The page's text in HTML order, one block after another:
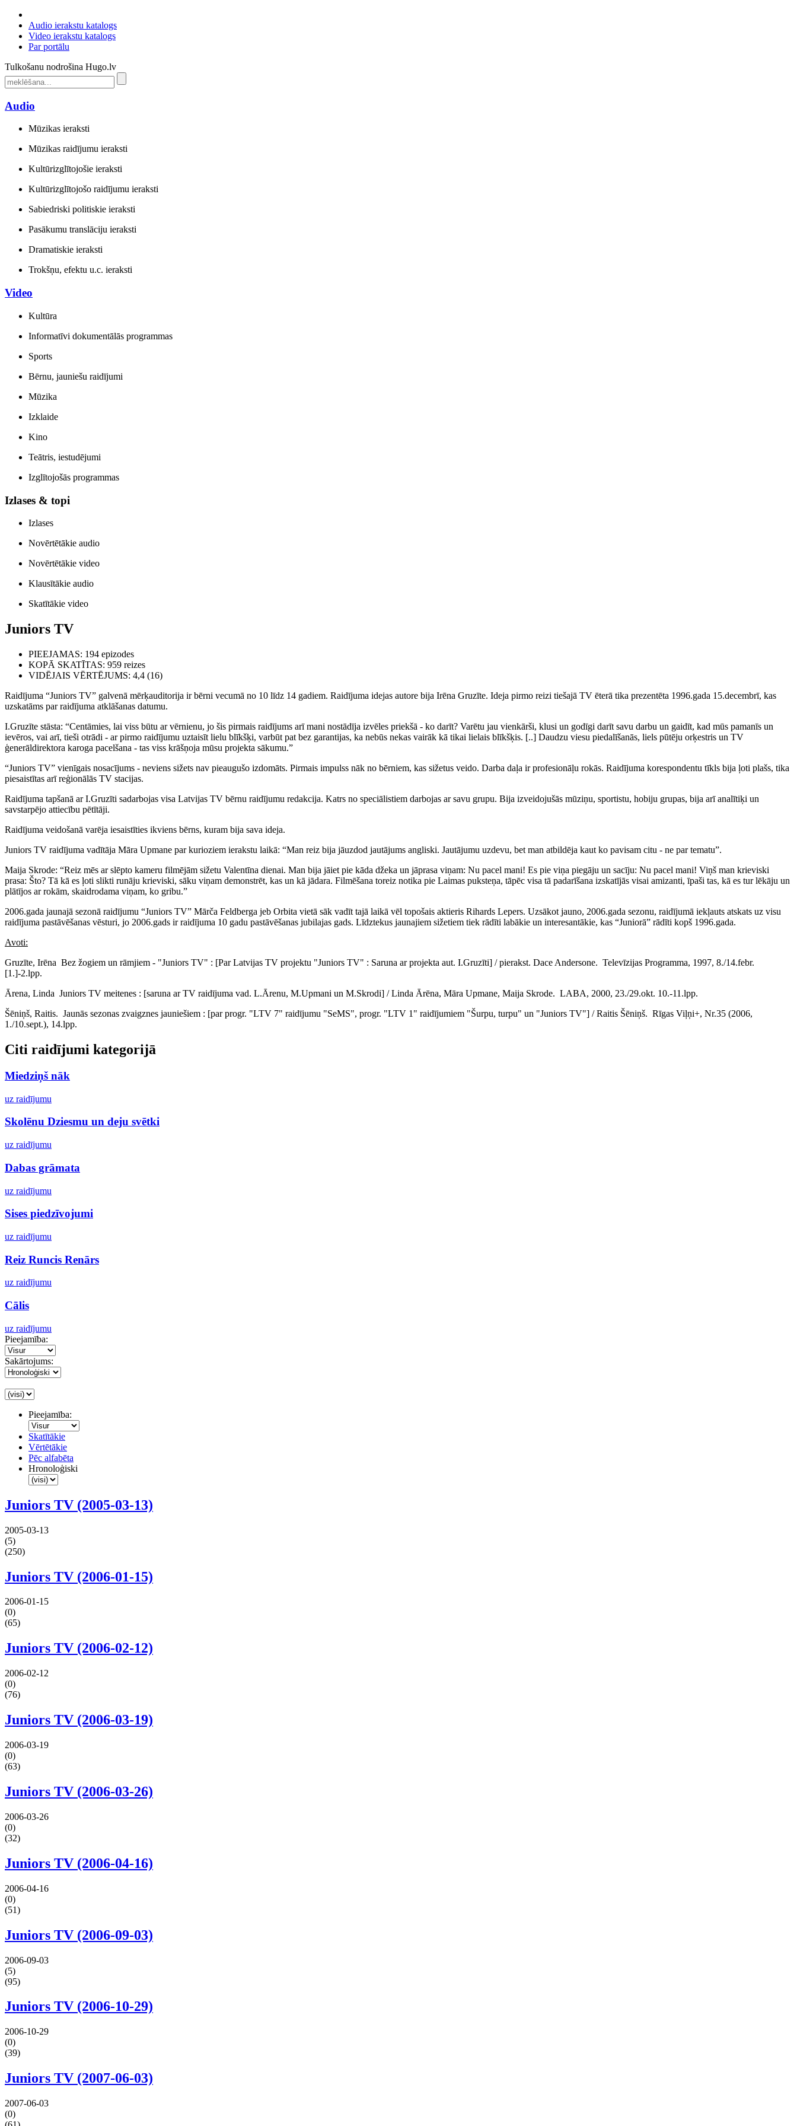
Audio ierakstu katalogs
Video ierakstu katalogs
Par portālu
Tulkošanu nodrošina Hugo.lv
Audio
Mūzikas ieraksti
Mūzikas raidījumu ieraksti
Kultūrizglītojošie ieraksti
Kultūrizglītojošo raidījumu ieraksti
Sabiedriski politiskie ieraksti
Pasākumu translāciju ieraksti
Dramatiskie ieraksti
Trokšņu, efektu u.c. ieraksti
Video
Kultūra
Informatīvi dokumentālās programmas
Sports
Bērnu, jauniešu raidījumi
Mūzika
Izklaide
Kino
Teātris, iestudējumi
Izglītojošās programmas
Izlases & topi
Izlases
Novērtētākie audio
Novērtētākie video
Klausītākie audio
Skatītākie video
Juniors TV
PIEEJAMAS: 194 epizodes
KOPĀ SKATĪTAS: 959 reizes
VIDĒJAIS VĒRTĒJUMS: 4,4 (16)
Raidījuma “Juniors TV” galvenā mērķauditorija ir bērni vecumā no 10 līdz 14 gadiem. Raidījuma idejas autore bija Irēna Gruzīte. Ideja pirmo reizi tiešajā TV ēterā tika prezentēta 1996.gada 15.decembrī, kas
uzskatāms par raidījuma atklāšanas datumu.
I.Gruzīte stāsta: “Centāmies, lai viss būtu ar vērnienu, jo šis pirmais raidījums arī mani nostādīja izvēles priekšā - ko darīt? Varētu jau vienkārši, klusi un godīgi darīt savu darbu un gaidīt, kad mūs pamanīs un
ievēros, vai arī, tieši otrādi - ar pirmo raidījumu uztaisīt lielu blīkšķi, varbūt pat bez garantijas, ka nebūs nekas vairāk kā tikai lielais blīkšķis. [..] Daudzu viesu piedalīšanās, liels pūtēju orķestris un TV
ģenerāldirektora karoga pacelšana - tas viss krāšņoja mūsu projekta sākumu.”
“Juniors TV” vienīgais nosacījums - neviens sižets nav pieaugušo izdomāts. Pirmais impulss nāk no bērniem, kas sižetus veido. Darba daļa ir profesionāļu rokās. Raidījuma korespondentu tīkls bija ļoti plašs, tika
piesaistītas arī reģionālās TV stacijas.
Raidījuma tapšanā ar I.Gruzīti sadarbojas visa Latvijas TV bērnu raidījumu redakcija. Katrs no speciālistiem darbojas ar savu grupu. Bija izveidojušās mūziņu, sportistu, hobiju grupas, bija arī analītiķi un
savstarpējo attiecību pētītāji.
Raidījuma veidošanā varēja iesaistīties ikviens bērns, kuram bija sava ideja.
Juniors TV raidījuma vadītāja Māra Upmane par kurioziem ierakstu laikā: “Man reiz bija jāuzdod jautājums angliski. Jautājumu uzdevu, bet man atbildēja kaut ko pavisam citu - ne par tematu”.
Maija Skrode: “Reiz mēs ar slēpto kameru filmējām sižetu Valentīna dienai. Man bija jāiet pie kāda džeka un jāprasa viņam: Nu pacel mani! Es pie viņa piegāju un sacīju: Nu pacel mani! Viņš man krieviski
prasa: Što? Tā kā es ļoti slikti runāju krieviski, sāku viņam demonstrēt, kas un kā jādara. Filmēšana toreiz notika pie Laimas puksteņa, tāpēc visa tā padarīšana izskatījās visai amizanti, īpaši tas, kā es tur lēkāju un
plātījos ar rokām, skaidrodama viņam, ko gribu.”
2006.gada jaunajā sezonā raidījumu “Juniors TV” Mārča Feldberga jeb Orbita vietā sāk vadīt tajā laikā vēl topošais aktieris Rihards Lepers. Uzsākot jauno, 2006.gada sezonu, raidījumā iekļauts atskats uz visu
raidījuma pastāvēšanas vēsturi, jo 2006.gads ir raidījuma 10 gadu pastāvēšanas jubilajas gads. Līdztekus jaunajiem sižetiem tiek rādīti labākie un interesantākie, kas “Juniorā” rādīti kopš 1996.gada.
Avoti:
Gruzīte, Irēna Bez žogiem un rāmjiem - "Juniors TV" : [Par Latvijas TV projektu "Juniors TV" : Saruna ar projekta aut. I.Gruzīti] / pierakst. Dace Andersone. Televīzijas Programma, 1997, 8./14.febr.
[1.]-2.lpp.
Ārena, Linda Juniors TV meitenes : [saruna ar TV raidījuma vad. L.Ārenu, M.Upmani un M.Skrodi] / Linda Ārēna, Māra Upmane, Maija Skrode. LABA, 2000, 23./29.okt. 10.-11.lpp.
Šēniņš, Raitis. Jaunās sezonas zvaigznes jauniešiem : [par progr. "LTV 7" raidījumu "SeMS", progr. "LTV 1" raidījumiem "Šurpu, turpu" un "Juniors TV"] / Raitis Šēniņš. Rīgas Viļņi+, Nr.35 (2006,
1./10.sept.), 14.lpp.
Citi raidījumi kategorijā
Miedziņš nāk
uz raidījumu
Skolēnu Dziesmu un deju svētki
uz raidījumu
Dabas grāmata
uz raidījumu
Sises piedzīvojumi
uz raidījumu
Reiz Runcis Renārs
uz raidījumu
Cālis
uz raidījumu
Pieejamība:
Sakārtojums:
Pieejamība:
Skatītākie
Vērtētākie
Pēc alfabēta
Hronoloģiski
Juniors TV (2005-03-13)
2005-03-13
(5)
(250)
Juniors TV (2006-01-15)
2006-01-15
(0)
(65)
Juniors TV (2006-02-12)
2006-02-12
(0)
(76)
Juniors TV (2006-03-19)
2006-03-19
(0)
(63)
Juniors TV (2006-03-26)
2006-03-26
(0)
(32)
Juniors TV (2006-04-16)
2006-04-16
(0)
(51)
Juniors TV (2006-09-03)
2006-09-03
(5)
(95)
Juniors TV (2006-10-29)
2006-10-29
(0)
(39)
Juniors TV (2007-06-03)
2007-06-03
(0)